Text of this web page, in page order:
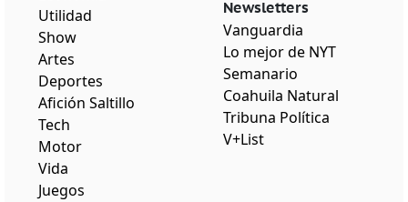
Utilidad
Show
Artes
Deportes
Afición Saltillo
Tech
Motor
Vida
Juegos
Newsletters
Vanguardia
Lo mejor de NYT
Semanario
Coahuila Natural
Tribuna Política
V+List